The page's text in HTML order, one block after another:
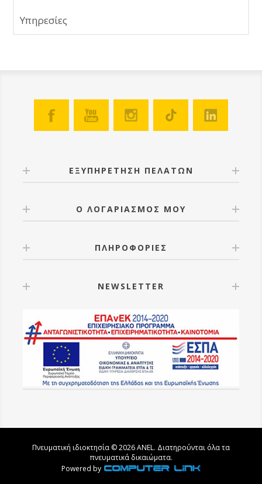
Υπηρεσίες
ΕΞΥΠΗΡΕΤΗΣΗ ΠΕΛΑΤΩΝ
Ο ΛΟΓΑΡΙΑΣΜΟΣ ΜΟΥ
ΠΛΗΡΟΦΟΡΙΕΣ
NEWSLETTER
Πνευματική ιδιοκτησία © 2026 ANEL. Διατηρούνται όλα τα
πνευματικά δικαιώματα.
Powered by